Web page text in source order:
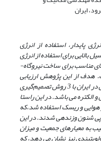
ایران
پایدار، استفاده از انرژی
بالایی برای استفاده از انرژی
خورشیدی دارد، ولی شناسایی منطقه­ های مناسب برای ساخت نیروگاه­
از این پژوهش ارزیابی
پتانسیل انرژی خورشیدی 9 مرکز استان در ایران با 3 روش تصمیم‌گیری
الکتره می ­باشد. در این راستا
هوایی و ریسک استفاده شد،که
شنون وزن­دهی شدند. در این
به معیارهای جمعیت و میزان